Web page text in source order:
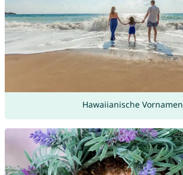
Hawaiianische Vornamen